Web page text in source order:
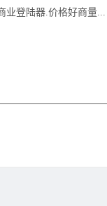
业登陆器.价格好商量...